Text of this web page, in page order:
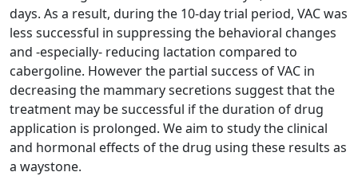
days. As a result, during the 10-day trial period, VAC was
less successful in suppressing the behavioral changes
and -especially- reducing lactation compared to
cabergoline. However the partial success of VAC in
decreasing the mammary secretions suggest that the
treatment may be successful if the duration of drug
application is prolonged. We aim to study the clinical
and hormonal effects of the drug using these results as
a waystone.